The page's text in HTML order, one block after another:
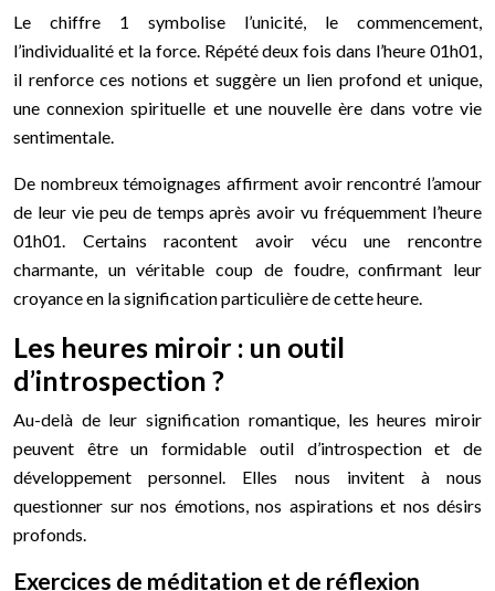
Le chiffre 1 symbolise l’unicité, le commencement,
l’individualité et la force. Répété deux fois dans l’heure 01h01,
il renforce ces notions et suggère un lien profond et unique,
une connexion spirituelle et une nouvelle ère dans votre vie
sentimentale.
De nombreux témoignages affirment avoir rencontré l’amour
de leur vie peu de temps après avoir vu fréquemment l’heure
01h01. Certains racontent avoir vécu une rencontre
charmante, un véritable coup de foudre, confirmant leur
croyance en la signification particulière de cette heure.
Les heures miroir : un outil
d’introspection ?
Au-delà de leur signification romantique, les heures miroir
peuvent être un formidable outil d’introspection et de
développement personnel. Elles nous invitent à nous
questionner sur nos émotions, nos aspirations et nos désirs
profonds.
Exercices de méditation et de réflexion